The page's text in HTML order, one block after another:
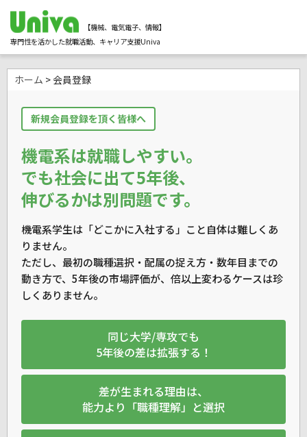
【機械、電気電子、情報】
専門性を活かした就職活動、キャリア支援Univa
ホーム > 会員登録
新規会員登録を頂く皆様へ
機電系は就職しやすい。
でも社会に出て5年後、
伸びるかは別問題です。
機電系学生は「どこかに入社する」こと自体は難しくあ
りません。
ただし、最初の職種選択・配属の捉え方・数年目までの
動き方で、 5年後の市場評価が、倍以上変わるケースは珍
しくありません。
同じ大学/専攻でも
5年後の差は拡張する！
差が生まれる理由は、
能力より「職種理解」と選択